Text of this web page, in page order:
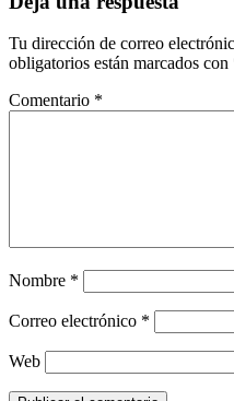
Tu dirección de correo
obligatorios están marcados con
Comentario *
Nombre *
Correo electrónico *
Web